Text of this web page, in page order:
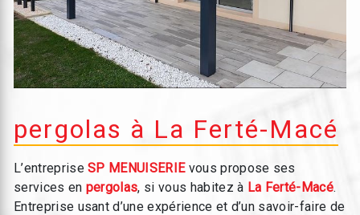
pergolas à La Ferté-Macé
L’entrepriseSP MENUISERIEvous propose ses
services en pergolas, si vous habitez à La Ferté-Macé.
Entreprise usant d’une expérience et d’un savoir-faire de